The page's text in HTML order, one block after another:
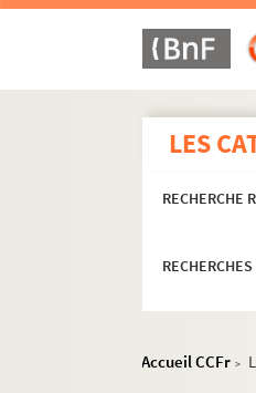
LES
RECHERCHE
Accueil CCFr >